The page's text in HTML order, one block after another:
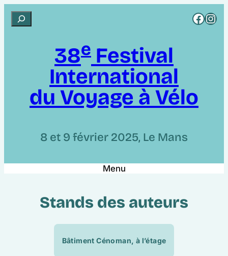
Aller
au
Rejoignez CCI sur Facebook Rejoignez CCI sur Instagram
38e Festival
International
du Voyage à Vélo
8 et 9 février 2025, Le Mans
Menu
Stands des auteurs
Bâtiment Cénoman, à l’étage